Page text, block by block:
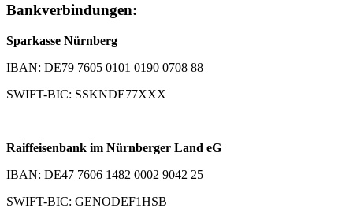
Bankverbindungen:
Sparkasse Nürnberg
IBAN: DE79 7605 0101 0190 0708 88
SWIFT-BIC: SSKNDE77XXX
Raiffeisenbank im Nürnberger Land eG
IBAN: DE47 7606 1482 0002 9042 25
SWIFT-BIC: GENODEF1HSB